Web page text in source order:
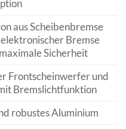
aus Scheibenbremse
Bremse
Sicherheit
Frontscheinwerfer und
Bremslichtfunktion
robustes Aluminium